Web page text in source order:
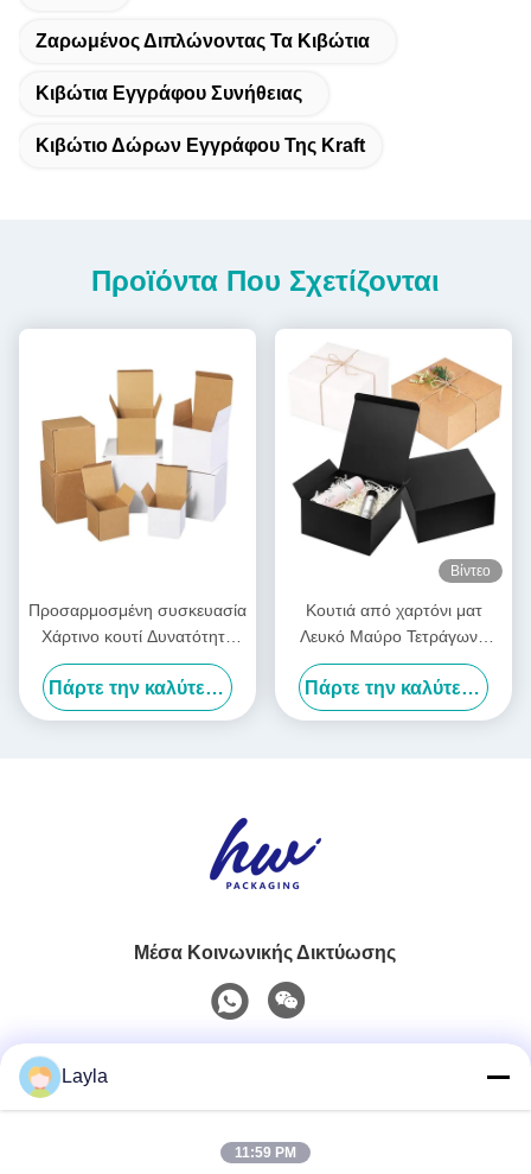
Ζαρωμένος Διπλώνοντας Τα Κιβώτια
Κιβώτια Εγγράφου Συνήθειας
Κιβώτιο Δώρων Εγγράφου Της Kraft
Προϊόντα Που Σχετίζονται
Προσαρμοσμένη συσκευασία
Χάρτινο κουτί Δυνατότητα
αναδίπλωσης Χάρτινο χαρτί
Καρτόνι Τύπος Τύπου
Κουρβοειδές χαρτί
Πάρτε την καλύτερη τιμή
Βίντεο
Κουτιά από χαρτόνι ματ
Λευκό Μαύρο Τετράγωνο
Κουτί Δώρου Φυσική
Άκαμπτη ΣυσκευασίαΠάρτε την καλύτερη τιμή
Μέσα Κοινωνικής Δικτύωσης
0086-18688885859
Layla
11:59 PM